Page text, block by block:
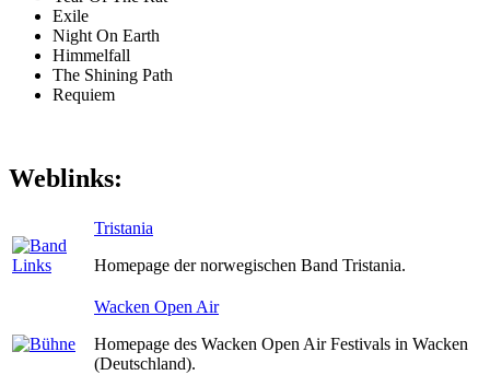
Exile
Night On Earth
Himmelfall
The Shining Path
Requiem
Weblinks:
Tristania
Homepage der norwegischen Band Tristania.
Wacken Open Air
Homepage des Wacken Open Air Festivals in Wacken
(Deutschland).